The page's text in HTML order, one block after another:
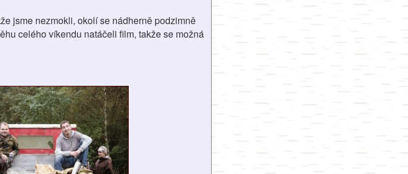
jsme nezmokli, okolí se nádherně podzimně
celého víkendu natáčeli film, takže se možná